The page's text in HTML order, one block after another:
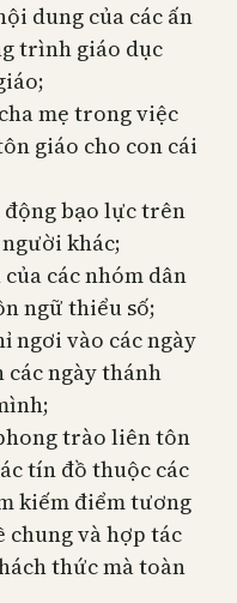
dung của các ấn
trình giáo dục
mẹ trong việc
giáo cho con cái
bạo lực trên
khác;
các nhóm dân
ngữ thiểu số;
ngơi vào các ngày
các ngày thánh
trào liên tôn
tín đồ thuộc các
kiếm điểm tương
chung và hợp tác
thức mà toàn